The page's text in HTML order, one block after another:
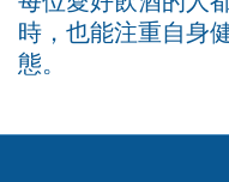
時，也能注重自身
態。